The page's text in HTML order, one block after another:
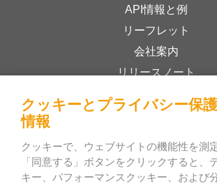
API情報と例
リーフレット
会社案内
リリースノート
利用規約
Bee Interactive s.r.o.
クッキーとプライバシー保
情報
クッキーで、ウェブサイトの機能性を測
「同意する」ボタンをクリックすると、
キー、パフォーマンスクッキー、および